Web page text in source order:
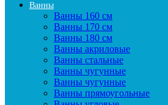
Ванны
Ванны 160 см
Ванны 170 см
Ванны 180 см
Ванны акриловые
Ванны стальные
Ванны чугунные
Ванны чугунные
Ванны прямоугольные